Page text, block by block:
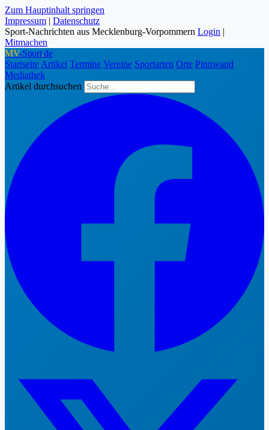
Zum Hauptinhalt springen
Impressum | Datenschutz
Sport-Nachrichten aus Mecklenburg-Vorpommern Login |
Mitmachen
MV-Sport.de
Startseite Artikel Termine Vereine Sportarten Orte Pinnwand
Mediathek
Artikel durchsuchen